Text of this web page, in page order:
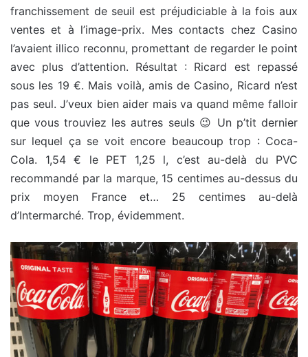
franchissement de seuil est préjudiciable à la fois aux
ventes et à l’image-prix. Mes contacts chez Casino
l’avaient illico reconnu, promettant de regarder le point
avec plus d’attention. Résultat : Ricard est repassé
sous les 19 €. Mais voilà, amis de Casino, Ricard n’est
pas seul. J’veux bien aider mais va quand même falloir
que vous trouviez les autres seuls 😉 Un p’tit dernier
sur lequel ça se voit encore beaucoup trop : Coca-
Cola. 1,54 € le PET 1,25 l, c’est au-delà du PVC
recommandé par la marque, 15 centimes au-dessus du
prix moyen France et… 25 centimes au-delà
d’Intermarché. Trop, évidemment.